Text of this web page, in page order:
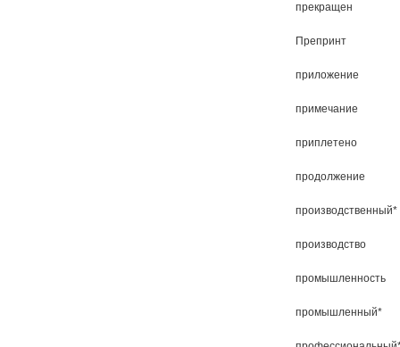
прекращен
Препринт
приложение
примечание
приплетено
продолжение
производственный*
производство
промышленность
промышленный*